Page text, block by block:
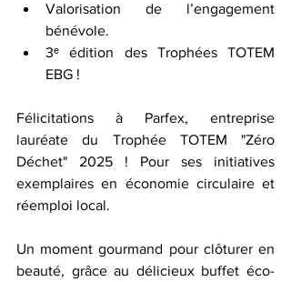
Valorisation de l’engagement
bénévole.
3ᵉ édition des Trophées TOTEM
EBG !
Félicitations à Parfex, entreprise
lauréate du Trophée TOTEM "Zéro
Déchet" 2025 ! Pour ses initiatives
exemplaires en économie circulaire et
réemploi local.
Un moment gourmand pour clôturer en
beauté, grâce au délicieux buffet éco-